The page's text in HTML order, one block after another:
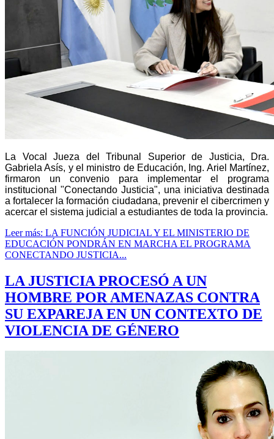
La Vocal Jueza del Tribunal Superior de Justicia, Dra.
Gabriela Asís, y el ministro de Educación, Ing. Ariel Martínez,
firmaron un convenio para implementar el programa
institucional "Conectando Justicia", una iniciativa destinada
a fortalecer la formación ciudadana, prevenir el cibercrimen y
acercar el sistema judicial a estudiantes de toda la provincia.
Leer más: LA FUNCIÓN JUDICIAL Y EL MINISTERIO DE
EDUCACIÓN PONDRÁN EN MARCHA EL PROGRAMA
CONECTANDO JUSTICIA...
LA JUSTICIA PROCESÓ A UN
HOMBRE POR AMENAZAS CONTRA
SU EXPAREJA EN UN CONTEXTO DE
VIOLENCIA DE GÉNERO